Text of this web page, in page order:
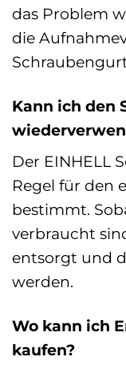
das Problem
die
Kann ich den
Der EINHELL
Regel für den
bestimmt.
verbraucht
entsorgt und
werden.
Wo kann ich
kaufen?